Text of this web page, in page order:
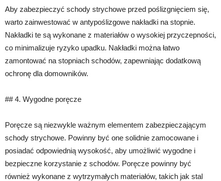
Aby zabezpieczyć schody strychowe przed poślizgnięciem się,
warto zainwestować w antypoślizgowe nakładki na stopnie.
Nakładki te są wykonane z materiałów o wysokiej przyczepności,
co minimalizuje ryzyko upadku. Nakładki można łatwo
zamontować na stopniach schodów, zapewniając dodatkową
ochronę dla domowników.
## 4. Wygodne poręcze
Poręcze są niezwykle ważnym elementem zabezpieczającym
schody strychowe. Powinny być one solidnie zamocowane i
posiadać odpowiednią wysokość, aby umożliwić wygodne i
bezpieczne korzystanie z schodów. Poręcze powinny być
również wykonane z wytrzymałych materiałów, takich jak stal